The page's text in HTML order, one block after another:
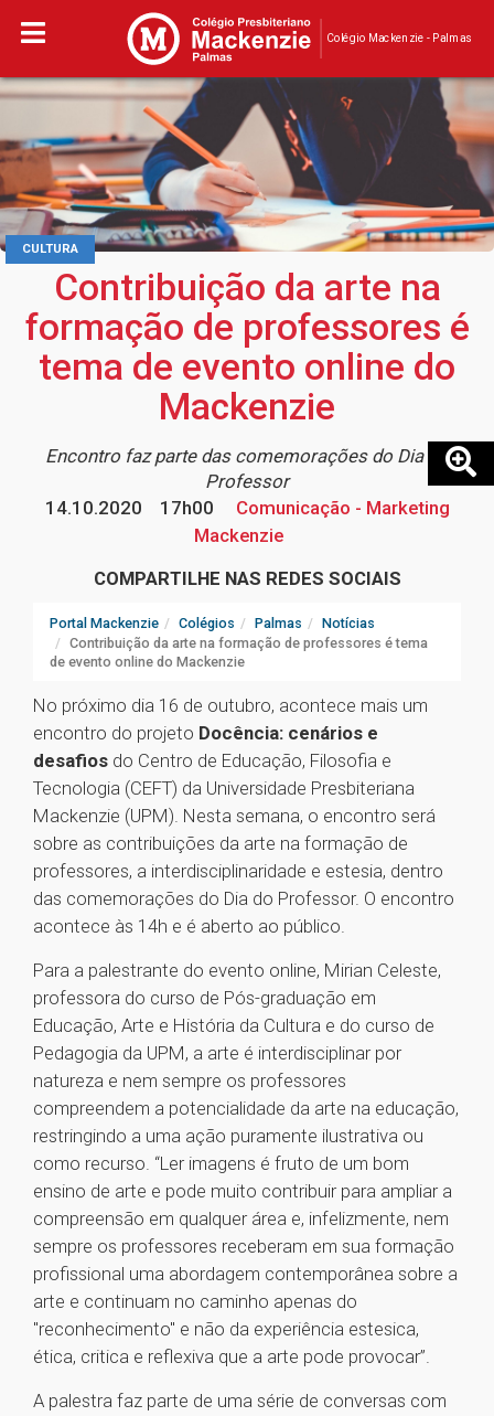
Colégio Mackenzie - Palmas
CULTURA
Contribuição da arte na
formação de professores é
tema de evento online do
Mackenzie
Encontro faz parte das comemorações do Dia do
Professor
14.10.2020
17h00
Comunicação - Marketing
Mackenzie
COMPARTILHE NAS REDES SOCIAIS
Portal Mackenzie Colégios Palmas
Notícias
Contribuição da arte na formação de professores é tema
de evento online do Mackenzie
No próximo dia 16 de outubro, acontece mais um
encontro do projeto Docência: cenários e
desafios do Centro de Educação, Filosofia e
Tecnologia (CEFT) da Universidade Presbiteriana
Mackenzie (UPM). Nesta semana, o encontro será
sobre as contribuições da arte na formação de
professores, a interdisciplinaridade e estesia, dentro
das comemorações do Dia do Professor. O encontro
acontece às 14h e é aberto ao público.
Para a palestrante do evento online, Mirian Celeste,
professora do curso de Pós-graduação em
Educação, Arte e História da Cultura e do curso de
Pedagogia da UPM, a arte é interdisciplinar por
natureza e nem sempre os professores
compreendem a potencialidade da arte na educação,
restringindo a uma ação puramente ilustrativa ou
como recurso. “Ler imagens é fruto de um bom
ensino de arte e pode muito contribuir para ampliar a
compreensão em qualquer área e, infelizmente, nem
sempre os professores receberam em sua formação
profissional uma abordagem contemporânea sobre a
arte e continuam no caminho apenas do
"reconhecimento" e não da experiência estesica,
ética, critica e reflexiva que a arte pode provocar”.
A palestra faz parte de uma série de conversas com